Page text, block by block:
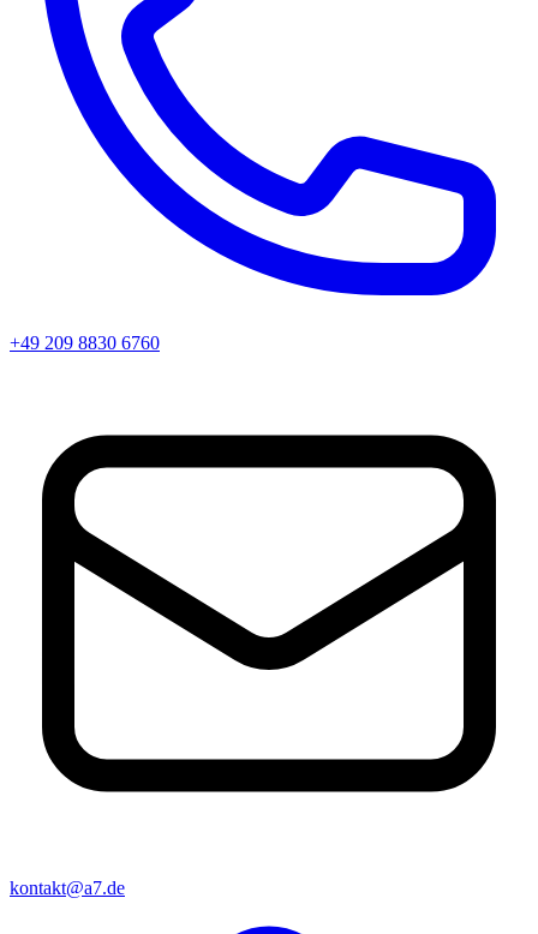
+49 209 8830 6760
kontakt@a7.de